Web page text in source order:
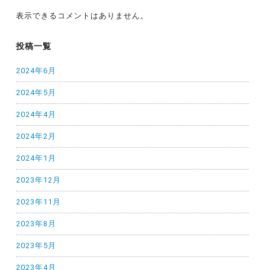
表示できるコメントはありません。
投稿一覧
2024年6月
2024年5月
2024年4月
2024年2月
2024年1月
2023年12月
2023年11月
2023年8月
2023年5月
2023年4月